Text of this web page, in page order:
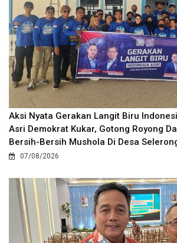
Aksi Nyata Gerakan Langit Biru
Asri Demokrat Kukar, Gotong Royong
Bersih-Bersih Mushola Di Desa
07/08/2026